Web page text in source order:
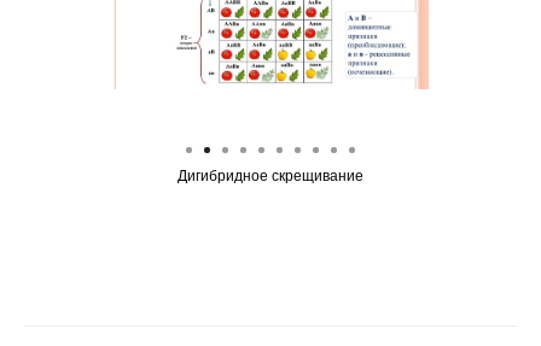
Всхожесть семян